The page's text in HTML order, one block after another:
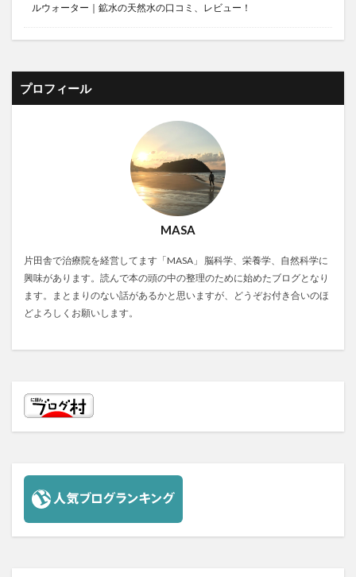
ルウォーター｜鉱水の天然水の口コミ、レビュー！
プロフィール
MASA
片田舎で治療院を経営してます「MASA」 脳科学、栄養学、自然科学に
興味があります。読んで本の頭の中の整理のために始めたブログとなり
ます。まとまりのない話があるかと思いますが、どうぞお付き合いのほ
どよろしくお願いします。